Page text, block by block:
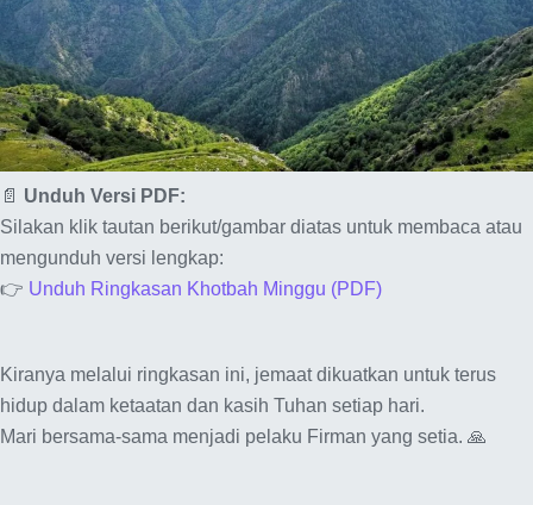
📄 Unduh Versi PDF:
Silakan klik tautan berikut/gambar diatas untuk membaca atau
mengunduh versi lengkap:
👉 Unduh Ringkasan Khotbah Minggu (PDF)
Kiranya melalui ringkasan ini, jemaat dikuatkan untuk terus
hidup dalam ketaatan dan kasih Tuhan setiap hari.
Mari bersama-sama menjadi pelaku Firman yang setia. 🙏